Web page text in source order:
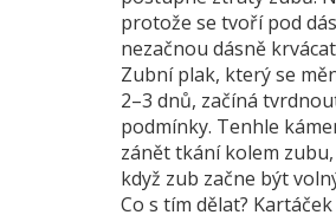
protože se tvoří pod
nezačnou dásně
Zubní plak, který se
2–3 dnů, začíná
podmínky. Tenhle
zánět tkání kolem
když zub začne být
Co s tím dělat?